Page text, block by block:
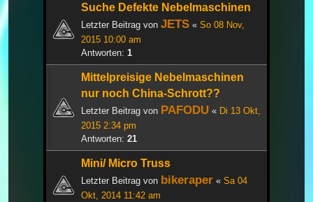
Suche Defekte Nebelmaschinen
Letzter Beitrag von JETS « So 08 Nov,
2015 10:00 am
Antworten: 1
Mittelpreisige Nebelmaschinen
nur noch China-Schrott??
Letzter Beitrag von PAFODU « Di 13 Okt,
2015 2:34 pm
Antworten: 21
Mini/ Micro Truss
Letzter Beitrag von bikeraper « Sa 04
Okt, 2014 11:42 am